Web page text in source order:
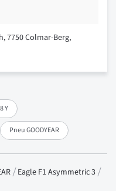
Y
Pneu GOODYEAR
7750 Colmar-Berg,
Eagle F1 Asymmetric 3